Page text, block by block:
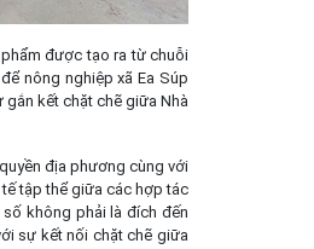
được tạo ra từ chuỗi
nông nghiệp xã Ea Súp
gắn kết chặt chẽ giữa Nhà
địa phương cùng với
tập thể giữa các hợp tác
không phải là đích đến
sự kết nối chặt chẽ giữa